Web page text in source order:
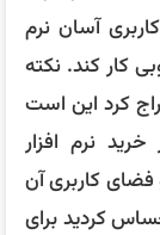
آسان نرم
کار کند. نکته
کرد این است
نرم افزار
فضای کاربری آن
کردید برای